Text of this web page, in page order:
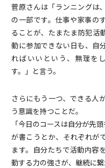
菅原さんは「ランニングは
の一部です。仕事や家事の
ることが、たまたま防犯活
動に参加できない日も、自
ればいいという、無理を
す。」と言う。
さらにもう一つ、できる人
う意識を持つことだ。
「今日のコースは自分が先
が書こうとか、それぞれが
ます。自分たちで活動内容
動する力の強さが、継続に